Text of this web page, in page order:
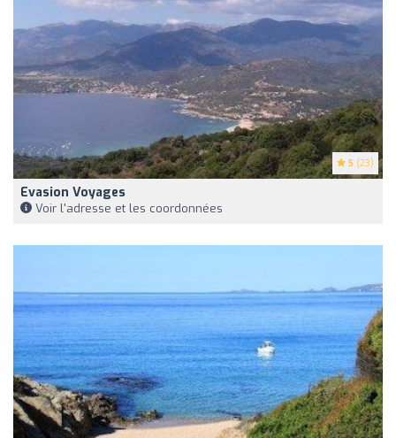
5 (23)
Evasion Voyages
Voir l'adresse et les coordonnées